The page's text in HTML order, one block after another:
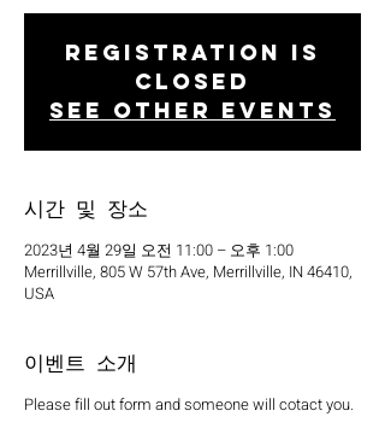
Registration is
closed
See other events
시간 및 장소
2023년 4월 29일 오전 11:00 – 오후 1:00
Merrillville, 805 W 57th Ave, Merrillville, IN 46410,
USA
이벤트 소개
Please fill out form and someone will cotact you.